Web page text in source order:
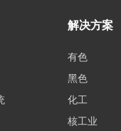
解决方案
有色
黑色
化工
核工业